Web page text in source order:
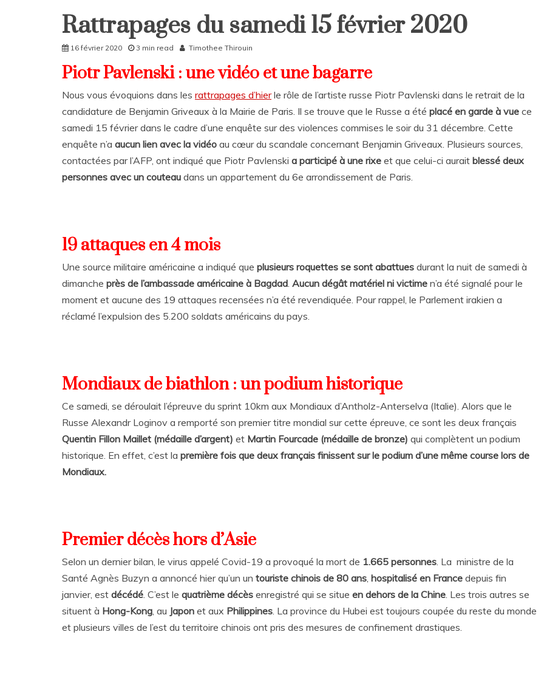
Home
Rattrapages du samedi 15 février 2020
16 février 2020 3 min read Timothee Thirouin
Piotr Pavlenski : une vidéo et une bagarre
Nous vous évoquions dans les rattrapages d’hierle rôle de l’artiste russe Piotr Pavlenski dans le retrait de la
candidature de Benjamin Griveaux à la Mairie de Paris. Il se trouve que le Russe a été placé en garde à vue ce
samedi 15 février dans le cadre d’une enquête sur des violences commises le soir du 31 décembre. Cette
enquête n’a aucun lien avec la vidéo au cœur du scandale concernant Benjamin Griveaux. Plusieurs sources,
contactées par l’AFP, ont indiqué que Piotr Pavlenski a participé à une rixe et que celui-ci aurait blessé deux
personnes avec un couteau dans un appartement du 6e arrondissement de Paris.
19 attaques en 4 mois
Une source militaire américaine a indiqué que plusieurs roquettes se sont abattues durant la nuit de samedi à
dimanche près de l’ambassade américaine à Bagdad. Aucun dégât matériel ni victime n’a été signalé pour le
moment et aucune des 19 attaques recensées n’a été revendiquée. Pour rappel, le Parlement irakien a
réclamé l’expulsion des 5.200 soldats américains du pays.
Mondiaux de biathlon : un podium historique
Ce samedi, se déroulait l’épreuve du sprint 10km aux Mondiaux d’Antholz-Anterselva (Italie). Alors que le
Russe Alexandr Loginov a remporté son premier titre mondial sur cette épreuve, ce sont les deux français
Quentin Fillon Maillet (médaille d’argent) et Martin Fourcade (médaille de bronze) qui complètent un podium
historique. En effet, c’est la première fois que deux français finissent sur le podium d’une même course lors de
Mondiaux.
Premier décès hors d’Asie
Selon un dernier bilan, le virus appelé Covid-19 a provoqué la mort de 1.665 personnes. La ministre de la
Santé Agnès Buzyn a annoncé hier qu’un un touriste chinois de 80 ans, hospitalisé en France depuis fin
janvier, est décédé. C’est le quatrième décès enregistré qui se situe en dehors de la Chine. Les trois autres se
situent à Hong-Kong, au Japon et aux Philippines. La province du Hubei est toujours coupée du reste du monde
et plusieurs villes de l’est du territoire chinois ont pris des mesures de confinement drastiques.